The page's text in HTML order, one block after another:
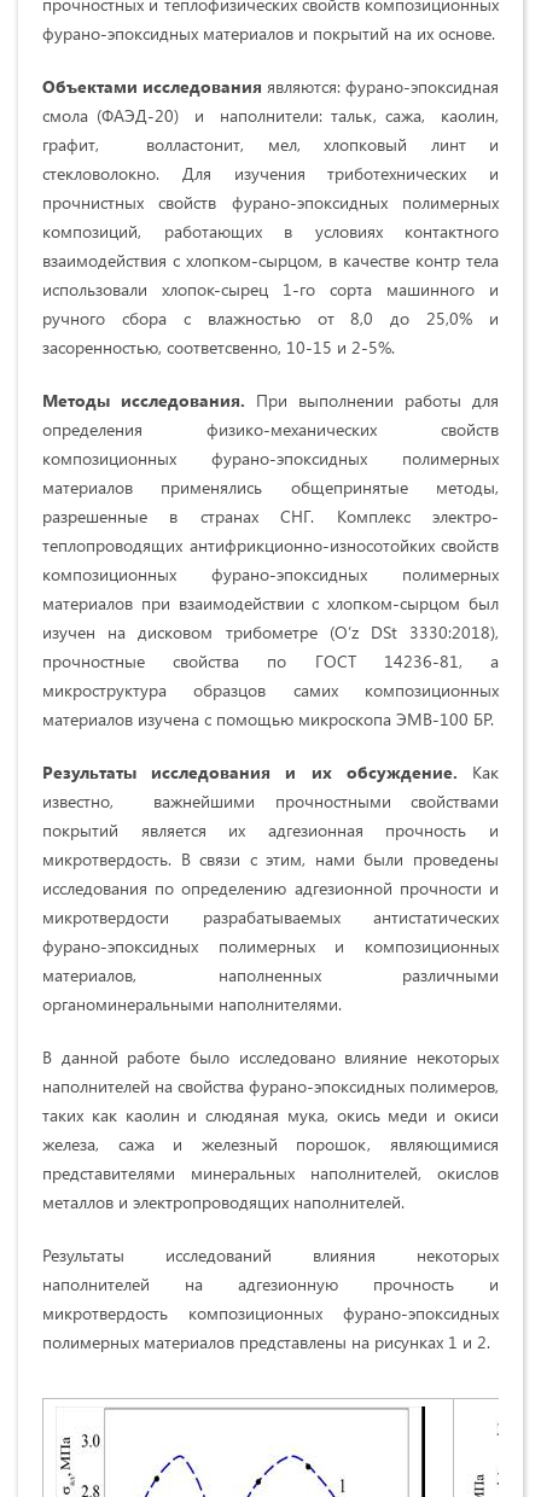
прочностных и теплофизических свойств композиционных
фурано-эпоксидных материалов и покрытий на их основе.
Объектами исследования являются: фурано-эпоксидная
смола (ФАЭД-20) и наполнители: тальк, сажа, каолин,
графит, волластонит, мел, хлопковый линт и
стекловолокно. Для изучения триботехнических и
прочнистных свойств фурано-эпоксидных полимерных
композиций, работающих в условиях контактного
взаимодействия с хлопком-сырцом, в качестве контр тела
использовали хлопок-сырец 1-го сорта машинного и
ручного сбора с влажностью от 8,0 до 25,0% и
засоренностью, соответсвенно, 10-15 и 2-5%.
Методы исследования. При выполнении работы для
определения физико-механических свойств
композиционных фурано-эпоксидных полимерных
материалов применялись общепринятые методы,
разрешенные в странах СНГ. Комплекс электро-
теплопроводящих антифрикционно-износотойких свойств
композиционных фурано-эпоксидных полимерных
материалов при взаимодействии с хлопком-сырцом был
изучен на дисковом трибометре (O’z DSt 3330:2018),
прочностные свойства по ГОСТ 14236-81, а
микроструктура образцов самих композиционных
материалов изучена с помощью микроскопа ЭМВ-100 БР.
Результаты исследования и их обсуждение. Как
известно, важнейшими прочностными свойствами
покрытий является их адгезионная прочность и
микротвердость. В связи с этим, нами были проведены
исследования по определению адгезионной прочности и
микротвердости разрабатываемых антистатических
фурано-эпоксидных полимерных и композиционных
материалов, наполненных различными
органоминеральными наполнителями.
В данной работе было исследовано влияние некоторых
наполнителей на свойства фурано-эпоксидных полимеров,
таких как каолин и слюдяная мука, окись меди и окиси
железа, сажа и железный порошок, являющимися
представителями минеральных наполнителей, окислов
металлов и электропроводящих наполнителей.
Результаты исследований влияния некоторых
наполнителей на адгезионную прочность и
микротвердость композиционных фурано-эпоксидных
полимерных материалов представлены на рисунках 1 и 2.